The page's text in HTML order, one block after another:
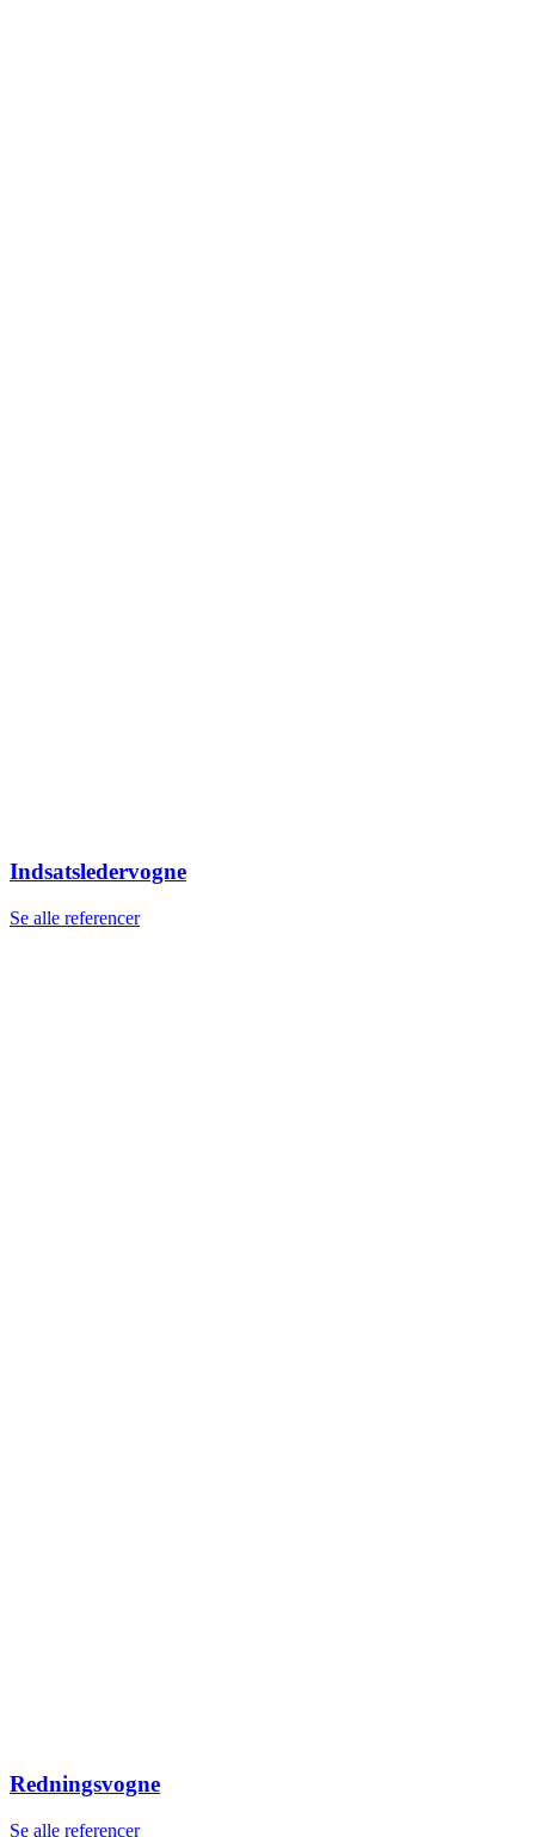
Indsatsledervogne
Se alle referencer
Redningsvogne
Se alle referencer